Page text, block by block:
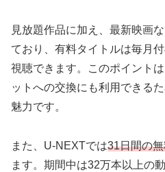
見放題作品に加え、最新映画
ており、有料タイトルは毎月
視聴できます。このポイント
ットへの交換にも利用できる
魅力です。
また、U-NEXTでは31日間の
ます。期間中は32万本以上の